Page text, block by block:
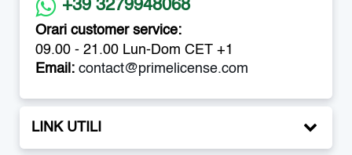
+39 3279948068
Orari customer service:
09.00 - 21.00 Lun-Dom CET +1
Email: contact@primelicense.com
LINK UTILI